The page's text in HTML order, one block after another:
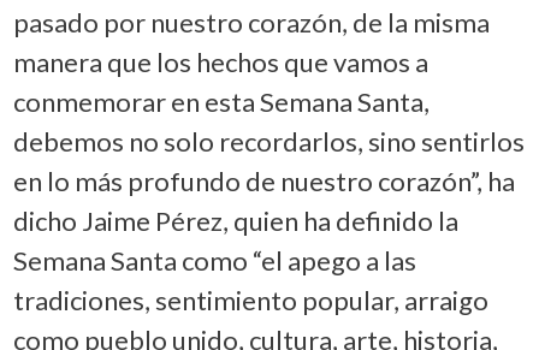
pasado por nuestro corazón, de la misma
manera que los hechos que vamos a
conmemorar en esta Semana Santa,
debemos no solo recordarlos, sino sentirlos
en lo más profundo de nuestro corazón”, ha
dicho Jaime Pérez, quien ha definido la
Semana Santa como “el apego a las
tradiciones, sentimiento popular, arraigo
como pueblo unido, cultura, arte, historia,